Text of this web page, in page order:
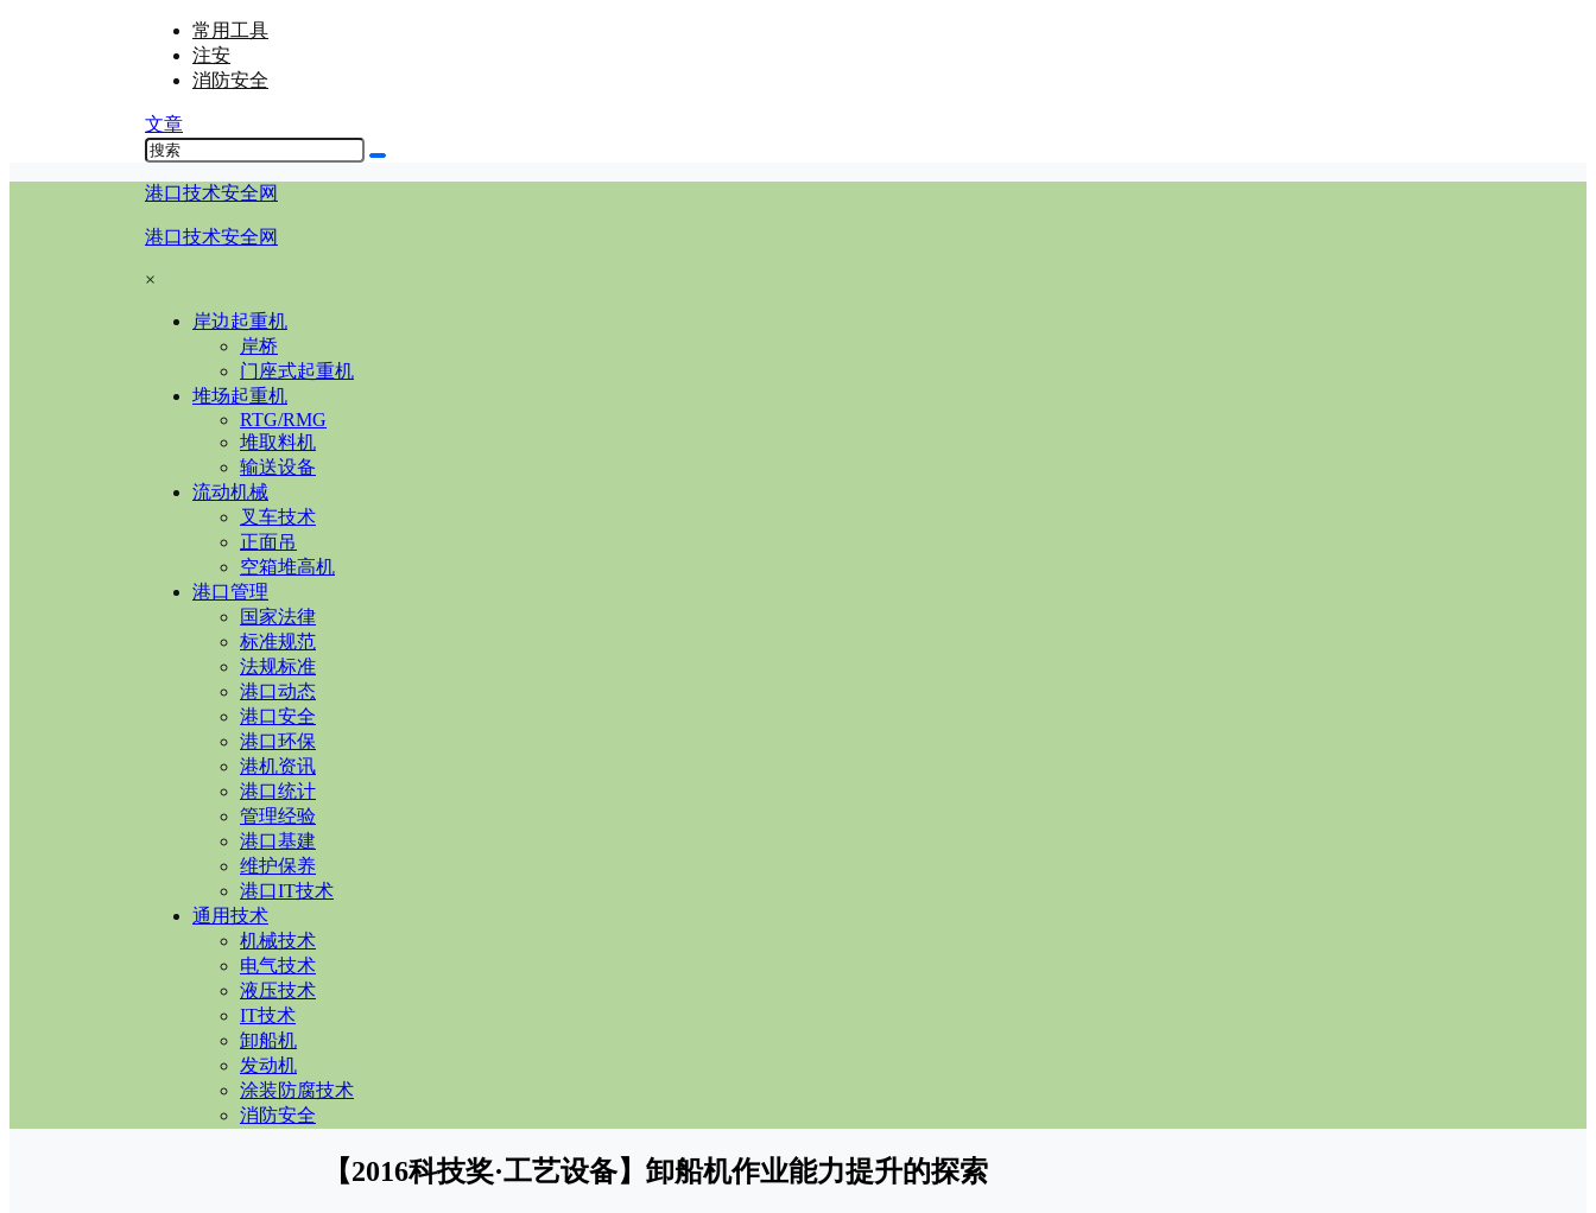
常用工具
注安
消防安全
文章
港口技术安全网
港口技术安全网
×
岸边起重机
岸桥
门座式起重机
堆场起重机
RTG/RMG
堆取料机
输送设备
流动机械
叉车技术
正面吊
空箱堆高机
港口管理
国家法律
标准规范
法规标准
港口动态
港口安全
港口环保
港机资讯
港口统计
管理经验
港口基建
维护保养
港口IT技术
通用技术
机械技术
电气技术
液压技术
IT技术
卸船机
发动机
涂装防腐技术
消防安全
【2016科技奖·工艺设备】卸船机作业能力提升的探索